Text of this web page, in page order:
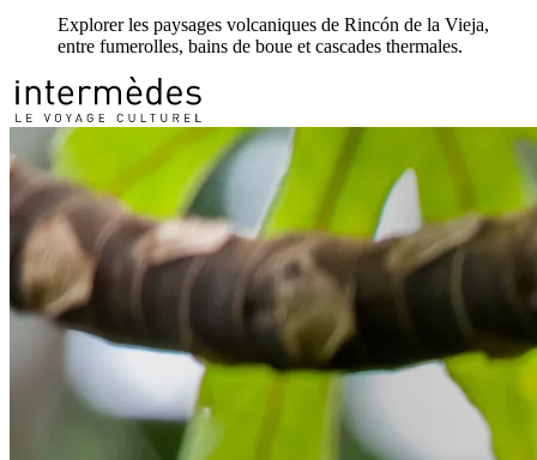
Explorer les paysages volcaniques de Rincón de la Vieja,
entre fumerolles, bains de boue et cascades thermales.